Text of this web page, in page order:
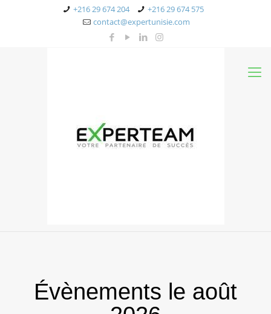
+216 29 674 204
+216 29 674 575
contact@expertunisie.com
Évènements le août